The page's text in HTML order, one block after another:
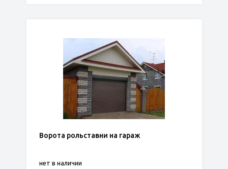
Ворота рольставни на гараж
нет в наличии